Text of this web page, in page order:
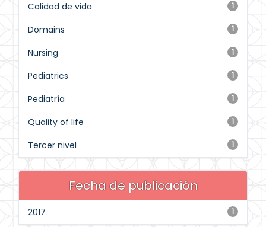
1
Calidad de vida
1
Domains
1
Nursing
1
Pediatrics
1
Pediatría
1
Quality of life
1
Tercer nivel
Fecha de publicación
1
2017